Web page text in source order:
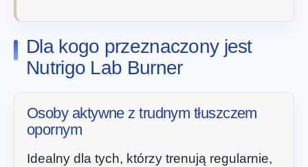
Dla kogo przeznaczony jest
Nutrigo Lab Burner
Osoby aktywne z trudnym tłuszczem
opornym
Idealny dla tych, którzy trenują regularnie,